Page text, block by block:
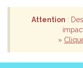
Attention :
»